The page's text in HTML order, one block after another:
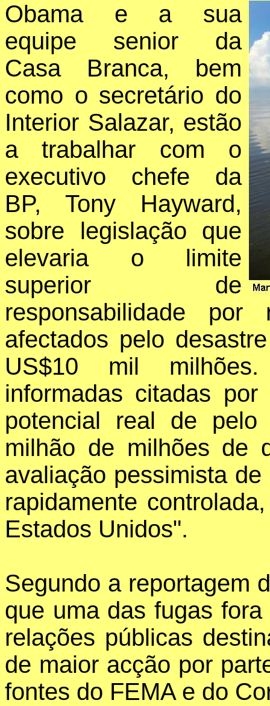
Obama e a sua
equipe senior da
Casa Branca, bem
como o secretário do
Interior Salazar, estão
a trabalhar com o
executivo chefe da
BP, Tony Hayward,
sobre legislação que
elevaria o limite
superior de
responsabilidade por
afectados pelo
US$10 mil milhões.
informadas citadas
potencial real de pelo
milhão de milhões de
avaliação pessimista
rapidamente
Estados Unidos".
Segundo a reportagem
que uma das fugas
relações públicas
de maior acção por
fontes do FEMA e do